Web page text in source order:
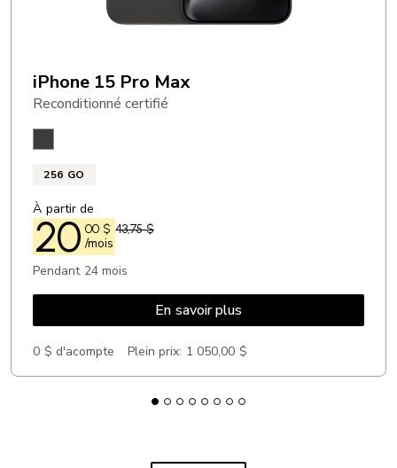
iPhone 15 Pro Max
Reconditionné certifié
256 GO
À partir de
20 00 $
/mois
43,75 $
Pendant 24 mois
En savoir plus
0 $ d'acompte Plein prix: 1 050,00 $